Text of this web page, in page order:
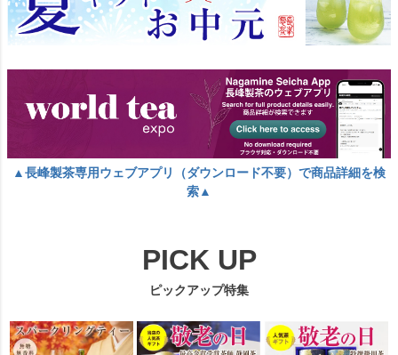
▲長峰製茶専用ウェブアプリ（ダウンロード不要）で商品詳細を検
索▲
PICK UP
ピックアップ特集